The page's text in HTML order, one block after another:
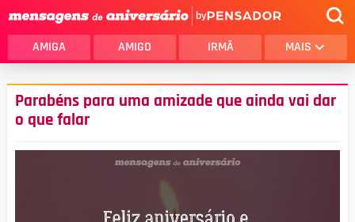
by
AMIGA AMIGO IRMÃ MAIS
Parabéns para uma amizade que ainda vai dar
o que falar